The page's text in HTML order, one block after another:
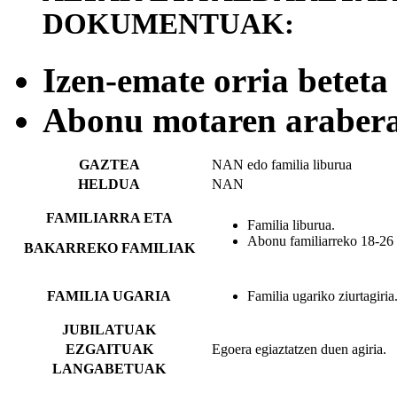
DOKUMENTUAK:
Izen-emate orria
Abonu motaren
GAZTEA
NAN edo familia liburua
HELDUA
NAN
FAMILIARRA ETA
BAKARREKO FAMILIAK
Familia liburua.
Abonu familiarreko 18-26
FAMILIA UGARIA Familia ugariko ziurtagiria.
JUBILATUAK
Egoera egiaztatzen duen agiria.
EZGAITUAK
LANGABETUAK